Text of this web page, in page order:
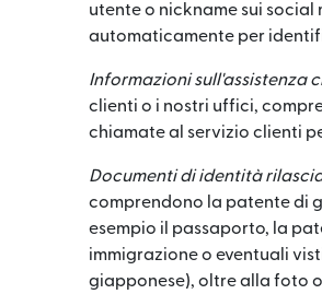
utente o nickname sui
automaticamente per
Informazioni sull'assistenza
clienti o i nostri uffici,
chiamate al servizio clienti
Documenti di identità
comprendono la patente di
esempio il passaporto, la
immigrazione o eventuali
giapponese), oltre alla foto